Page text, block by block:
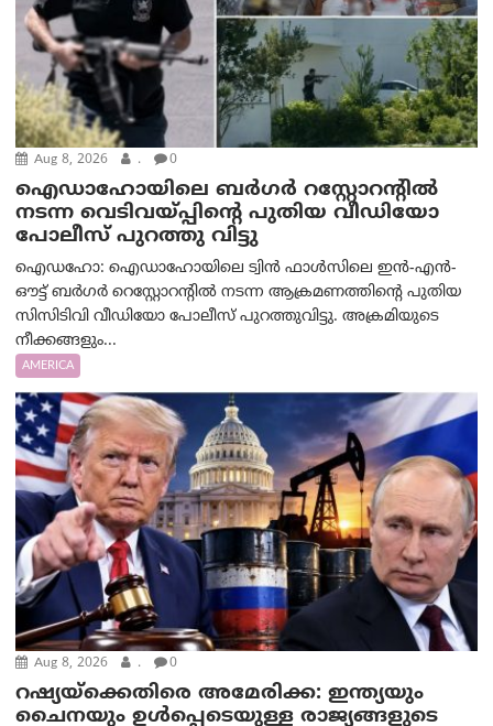
Aug 8, 2026 . 0
ഐഡാഹോയിലെ ബർഗർ റസ്റ്റോറന്റിൽ
നടന്ന വെടിവയ്പ്പിന്റെ പുതിയ വീഡിയോ
പോലീസ് പുറത്തു വിട്ടു
ഐഡഹോ: ഐഡാഹോയിലെ ട്വിൻ ഫാൾസിലെ ഇൻ-എൻ-
ഔട്ട് ബർഗർ റെസ്റ്റോറന്റിൽ നടന്ന ആക്രമണത്തിന്റെ പുതിയ
സിസിടിവി വീഡിയോ പോലീസ് പുറത്തുവിട്ടു. അക്രമിയുടെ
നീക്കങ്ങളും...
AMERICA
Aug 8, 2026 . 0
റഷ്യയ്‌ക്കെതിരെ അമേരിക്ക: ഇന്ത്യയും
ചൈനയും ഉൾപ്പെടെയുള്ള രാജ്യങ്ങളുടെ